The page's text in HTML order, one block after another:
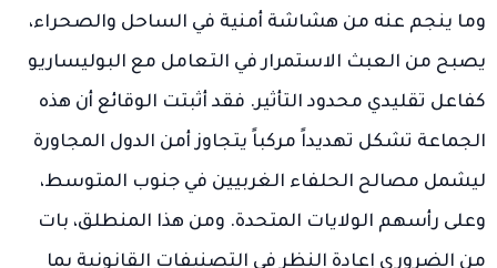
وما ينجم عنه من هشاشة أمنية في الساحل والصحراء،
يصبح من العبث الاستمرار في التعامل مع البوليساريو
كفاعل تقليدي محدود التأثير. فقد أثبتت الوقائع أن هذه
الجماعة تشكل تهديداً مركباً يتجاوز أمن الدول المجاورة
ليشمل مصالح الحلفاء الغربيين في جنوب المتوسط،
وعلى رأسهم الولايات المتحدة. ومن هذا المنطلق، بات
من الضروري إعادة النظر في التصنيفات القانونية بما